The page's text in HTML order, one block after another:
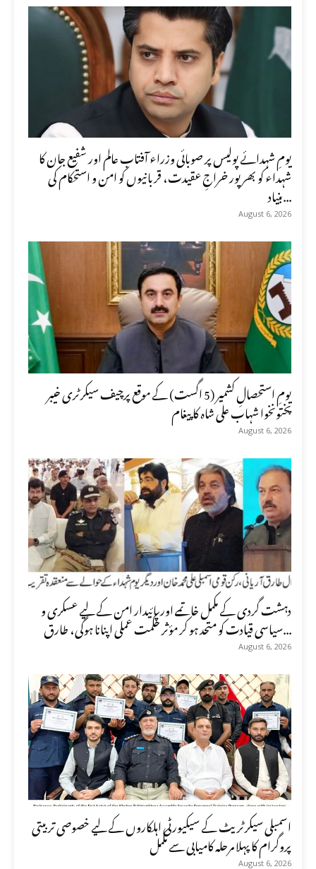
یومِ شہدائے پولیس پر صوبائی وزراء آفتاب عالم اور شفیع جان کا
شہداء کو بھرپور خراجِ عقیدت، قربانیوں کو امن و استحکام کی
بنیاد...
August 6, 2026
یومِ استحصالِ کشمیر (5 اگست) کے موقع پرچیف سیکرٹری خیبر
پختونخوا شہاب علی شاہ کا پیغام
August 6, 2026
دہشت گردی کے مکمل خاتمے اور پائیدار امن کے لیے عسکری و
سیاسی قیادت کو متحد ہو کر مؤثر حکمت عملی اپنانا ہوگی، طارق...
August 6, 2026
اسمبلی سیکرٹریٹ کے سیکیورٹی اہلکاروں کے لیے خصوصی تربیتی
پروگرام کا پہلا مرحلہ کامیابی سے مکمل
August 6, 2026